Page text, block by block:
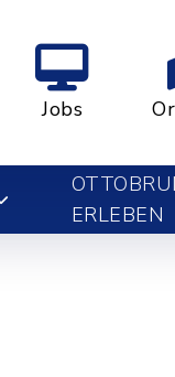
Jobs
ERLEBEN